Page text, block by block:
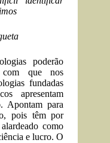
poderão
com que nos
fundadas
apresentam
Apontam para
pois têm por
como
e lucro. O